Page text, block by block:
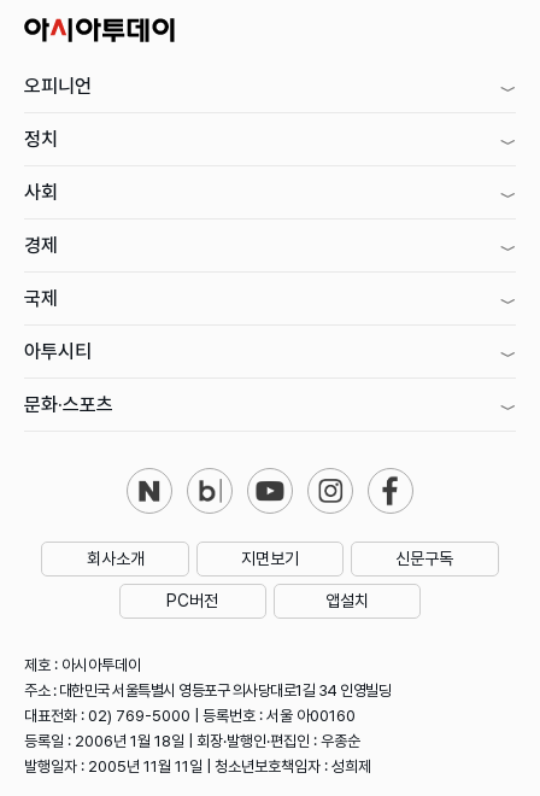
오피니언
정치
사회
경제
국제
아투시티
문화·스포츠
회사소개 지면보기 신문구독
PC버전 앱설치
제호 : 아시아투데이
주소 : 대한민국 서울특별시 영등포구 의사당대로1길 34 인영빌딩
대표전화 : 02) 769-5000 | 등록번호 : 서울 아00160
등록일 : 2006년 1월 18일 | 회장·발행인·편집인 : 우종순
발행일자 : 2005년 11월 11일 | 청소년보호책임자 : 성희제